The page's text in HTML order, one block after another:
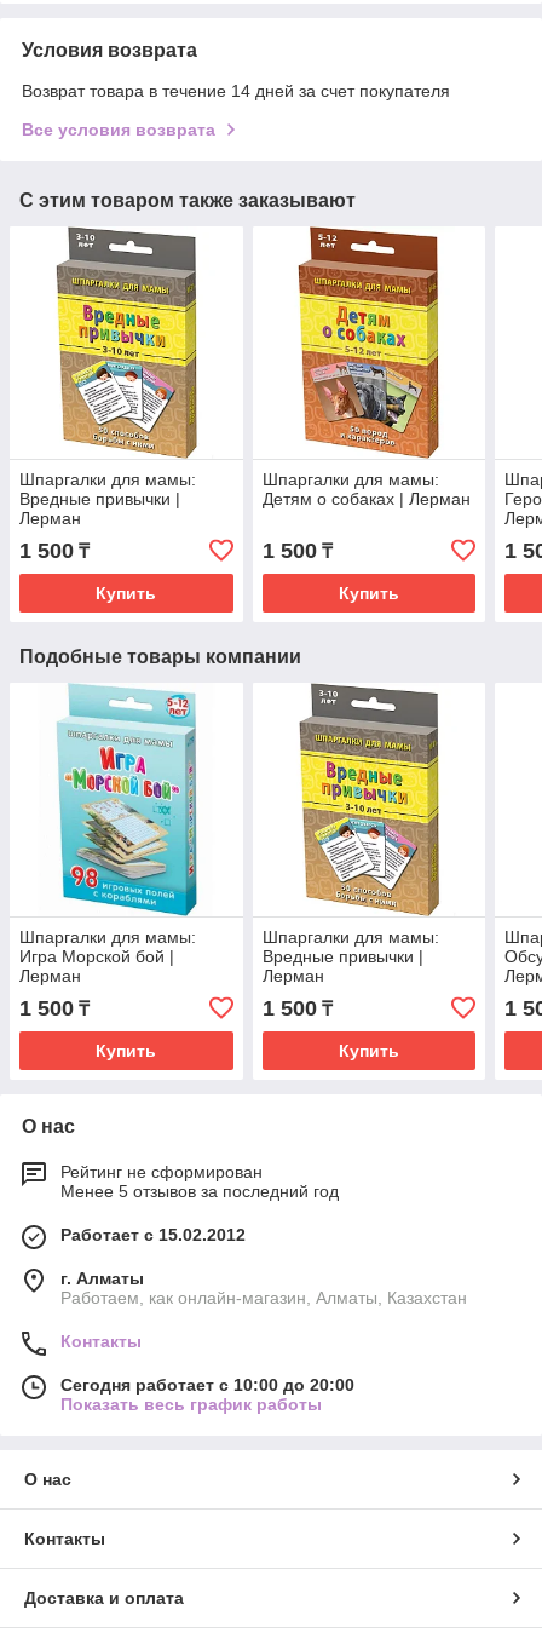
Условия возврата
Возврат товара в течение 14 дней за счет покупателя
Все условия возврата
С этим товаром также заказывают
Шпаргалки для мамы:
Вредные привычки |
Лерман
1 500 ₸
Купить
Шпаргалки для мамы:
Детям о собаках | Лерман
1 500₸
Купить
1
Подобные товары компании
Шпаргалки для мамы:
Игра Морской бой |
Лерман
1 500 ₸
Купить
Шпаргалки для мамы:
Вредные привычки |
Лерман
1 500₸
Купить
1
О нас
Рейтинг не сформирован
Менее 5 отзывов за последний год
Работает с 15.02.2012
г. Алматы
Работаем, как онлайн-магазин, Алматы, Казахстан
Контакты
Сегодня работает с 10:00 до 20:00
Показать весь график работы
О нас
Контакты
Доставка и оплата